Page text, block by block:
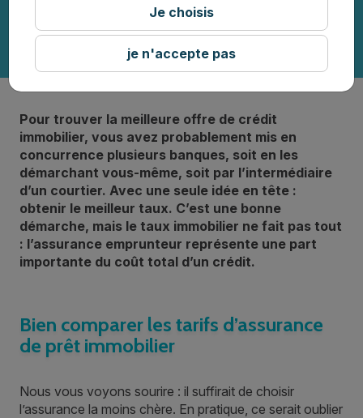
Pour trouver la meilleure offre de crédit
immobilier, vous avez probablement mis en
concurrence plusieurs banques, soit en les
démarchant vous-même, soit par l’intermédiaire
d’un courtier. Avec une seule idée en tête :
obtenir le meilleur taux. C’est une bonne
démarche, mais le taux immobilier ne fait pas tout
: l’assurance emprunteur représente une part
importante du coût total d’un crédit.
Bien comparer les tarifs d’assurance
de prêt immobilier
Nous vous voyons sourire : il suffirait de choisir
l’assurance la moins chère. En pratique, ce serait oublier
Je choisis
je n'accepte pas